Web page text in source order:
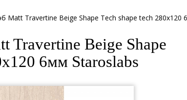
Matt Travertine Beige Shape Tech shape tech 280x120
Travertine Beige Shape
6мм Staroslabs